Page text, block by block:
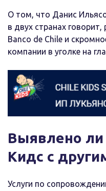
О том, что Данис
в двух странах говорит,
Banco de Chile и
компании в уголке на
Выявлено ли
Кидс с
Услуги по